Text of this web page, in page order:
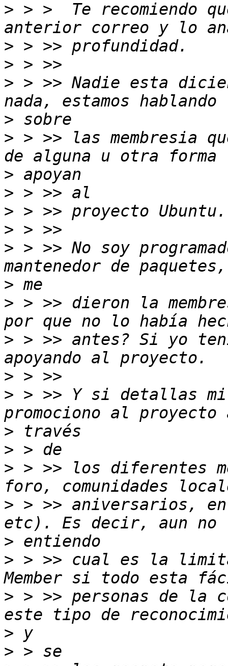
> > >  Te recomiendo
>
>
> > >> Nadie esta
>
> > >> las membresia
>
>
>
>
> > >> No soy
>
> > >> dieron la
> > >> antes? Si yo
>
> > >> Y si detallas
>
>
> > >> los diferentes
> > >> aniversarios,
>
> > >> cual es la
> > >> personas de la
>
>